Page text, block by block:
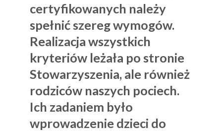
certyfikowanych należy
spełnić szereg wymogów.
Realizacja wszystkich
kryteriów leżała po stronie
Stowarzyszenia, ale również
rodziców naszych pociech.
Ich zadaniem było
wprowadzenie dzieci do